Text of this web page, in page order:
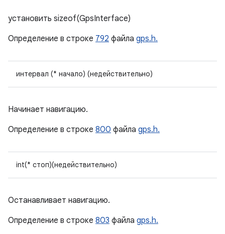
установить sizeof(GpsInterface)
Определение в строке 792 файла gps.h.
интервал (* начало) (недействительно)
Начинает навигацию.
Определение в строке 800 файла gps.h.
int(* стоп)(недействительно)
Останавливает навигацию.
Определение в строке 803 файла gps.h.